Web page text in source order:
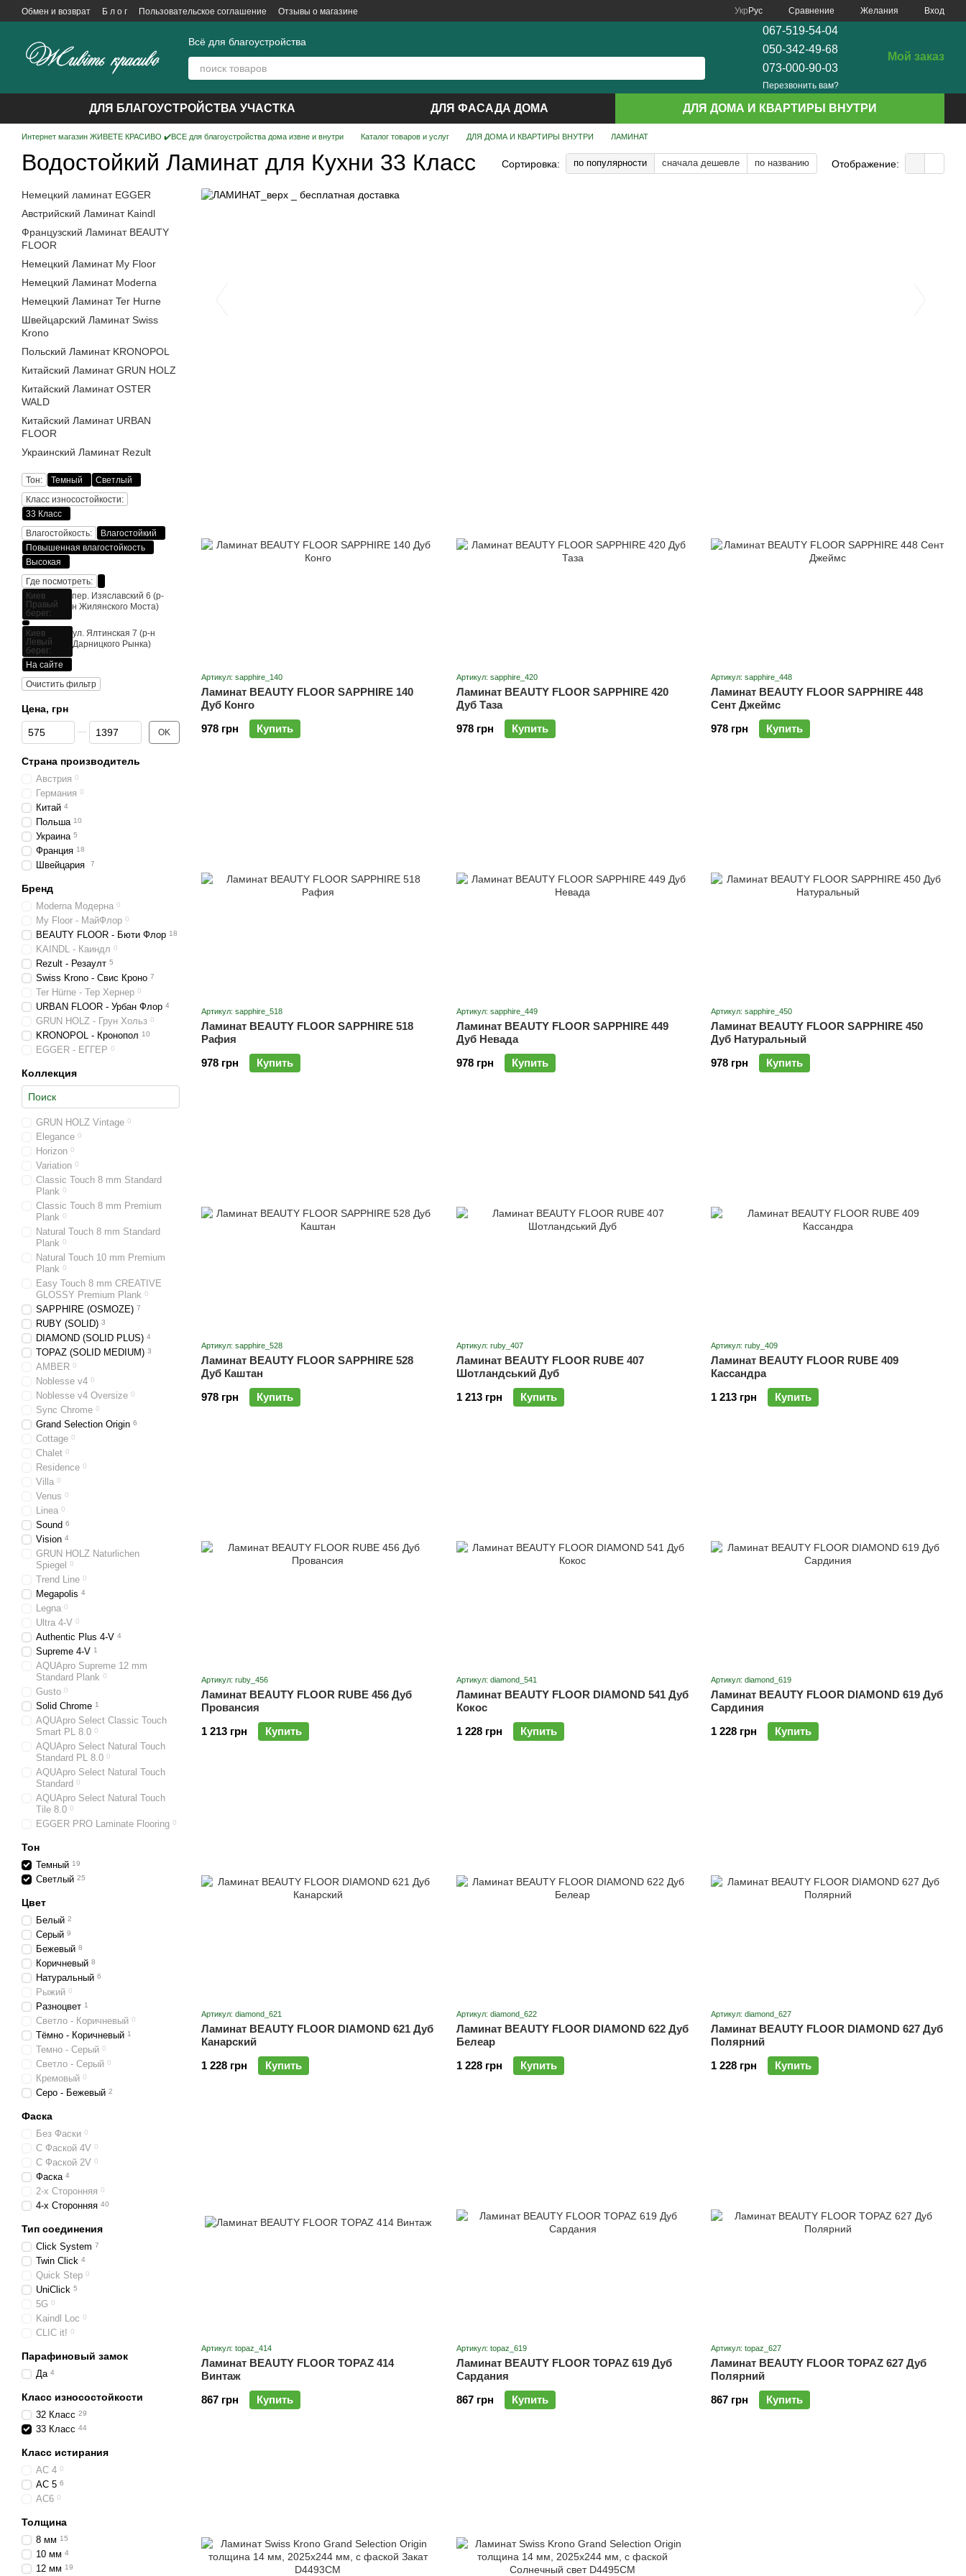
Перейти к основному контенту
Обмен и возврат Б л о г Пользовательское соглашение Отзывы о магазине Укр Рус Сравнение Желания Вход
Всё для благоустройства
067-519-54-04
050-342-49-68
073-000-90-03
Перезвонить вам?
Мой заказ
ДЛЯ БЛАГОУСТРОЙСТВА УЧАСТКА ДЛЯ ФАСАДА ДОМА ДЛЯ ДОМА И КВАРТИРЫ ВНУТРИ
Интернет магазин ЖИВЕТЕ КРАСИВО ✔️ВСЕ для благоустройства дома извне и внутри Каталог товаров и услуг ДЛЯ ДОМА И КВАРТИРЫ ВНУТРИ ЛАМИНАТ
Водостойкий Ламинат для Кухни 33 Класс Сортировка: по популярности сначала дешевле по названию Отображение:
Артикул: sapphire_140
Ламинат BEAUTY FLOOR SAPPHIRE 140
Дуб Конго
978 грн
Купить
Артикул: sapphire_420
Ламинат BEAUTY FLOOR SAPPHIRE 420
Дуб Таза
978 грн
Купить
Артикул: sapphire_448
Ламинат BEAUTY FLOOR SAPPHIRE 448
Сент Джеймс
978 грн
Купить
Артикул: sapphire_518
Ламинат BEAUTY FLOOR SAPPHIRE 518
Рафия
978 грн
Купить
Артикул: sapphire_449
Ламинат BEAUTY FLOOR SAPPHIRE 449
Дуб Невада
978 грн
Купить
Артикул: sapphire_450
Ламинат BEAUTY FLOOR SAPPHIRE 450
Дуб Натуральный
978 грн
Купить
Артикул: sapphire_528
Ламинат BEAUTY FLOOR SAPPHIRE 528
Дуб Каштан
978 грн
Купить
Артикул: ruby_407
Ламинат BEAUTY FLOOR RUBE 407
Шотландський Дуб
1 213 грн
Купить
Артикул: ruby_409
Ламинат BEAUTY FLOOR RUBE 409
Кассандра
1 213 грн
Купить
Артикул: ruby_456
Ламинат BEAUTY FLOOR RUBE 456 Дуб
Провансия
1 213 грн
Купить
Артикул: diamond_541
Ламинат BEAUTY FLOOR DIAMOND 541 Дуб
Кокос
1 228 грн
Купить
Артикул: diamond_619
Ламинат BEAUTY FLOOR DIAMOND 619 Дуб
Сардиния
1 228 грн
Купить
Артикул: diamond_621
Ламинат BEAUTY FLOOR DIAMOND 621 Дуб
Канарский
1 228 грн
Купить
Артикул: diamond_622
Ламинат BEAUTY FLOOR DIAMOND 622 Дуб
Белеар
1 228 грн
Купить
Артикул: diamond_627
Ламинат BEAUTY FLOOR DIAMOND 627 Дуб
Полярний
1 228 грн
Купить
Артикул: topaz_414
Ламинат BEAUTY FLOOR TOPAZ 414
Винтаж
867 грн
Купить
Артикул: topaz_619
Ламинат BEAUTY FLOOR TOPAZ 619 Дуб
Сардания
867 грн
Купить
Артикул: topaz_627
Ламинат BEAUTY FLOOR TOPAZ 627 Дуб
Полярний
867 грн
Купить
Немецкий ламинат EGGER
Австрийский Ламинат Kaindl
Французcкий Ламинат BEAUTY
FLOOR
Немецкий Ламинат My Floor
Немецкий Ламинат Moderna
Немецкий Ламинат Ter Hurne
Швейцарский Ламинат Swiss
Krono
Польский Ламинат KRONOPOL
Китайский Ламинат GRUN HOLZ
Китайский Ламинат OSTER
WALD
Китайский Ламинат URBAN
FLOOR
Украинский Ламинат Rezult
Тон: Темный
Светлый
Класс износостойкости:
33 Класс
Влагостойкость:
Влагостойкий
Повышенная влагостойкость
Высокая
Где посмотреть:
Киев
Правый
берег:
пер. Изяславский 6 (р-
н Жилянского Моста)
Киев
Левый
берег:
ул. Ялтинская 7 (р-н
Дарницкого Рынка)
На сайте
Очистить фильтр
Цена, грн
От Цена, грн
До Цена, грн OK
Страна производитель
Австрия 0
Германия 0
Китай 4
Польша 10
Украина 5
Франция 18
Швейцария 7
Бренд
Moderna Модерна 0
My Floor - МайФлор 0
BEAUTY FLOOR - Бюти Флор 18
KAINDL - Каиндл 0
Rezult - Резаулт 5
Swiss Krono - Свис Кроно 7
Ter Hürne - Тер Хернер 0
URBAN FLOOR - Урбан Флор 4
GRUN HOLZ - Грун Хольз 0
KRONOPOL - Кронопол 10
EGGER - ЕГГЕР 0
Коллекция
GRUN HOLZ Vintage 0
Elegance 0
Horizon 0
Variation 0
Classic Touch 8 mm Standard
Plank 0
Classic Touch 8 mm Premium
Plank 0
Natural Touch 8 mm Standard
Plank 0
Natural Touch 10 mm Premium
Plank 0
Easy Touch 8 mm CREATIVE
GLOSSY Premium Plank 0
SAPPHIRE (OSMOZE) 7
RUBY (SOLID) 3
DIAMOND (SOLID PLUS) 4
TOPAZ (SOLID MEDIUM) 3
AMBER 0
Noblesse v4 0
Noblesse v4 Oversize 0
Sync Chrome 0
Grand Selection Origin 6
Cottage 0
Chalet 0
Residence 0
Villa 0
Venus 0
Linea 0
Sound 6
Vision 4
GRUN HOLZ Naturlichen
Spiegel
0
Trend Line 0
Megapolis 4
Legna 0
Ultra 4-V 0
Authentic Plus 4-V 4
Supreme 4-V 1
AQUApro Supreme 12 mm
Standard Plank 0
Gusto 0
Solid Chrome 1
AQUApro Select Classic Touch
Smart PL 8.0 0
AQUApro Select Natural Touch
Standard PL 8.0 0
AQUApro Select Natural Touch
Standard 0
AQUApro Select Natural Touch
Tile 8.0 0
EGGER PRO Laminate Flooring 0
Тон
Темный 19
Светлый 25
Цвет
Белый 2
Серый 9
Бежевый 8
Коричневый 8
Натуральный 6
Рыжий 0
Разноцвет 1
Светло - Коричневый 0
Тёмно - Коричневый 1
Темно - Серый 0
Светло - Серый 0
Кремовый 0
Серо - Бежевый 2
Фаска
Без Фаски 0
С Фаской 4V 0
С Фаской 2V 0
Фаска 4
2-х Сторонняя 0
4-х Сторонняя 40
Тип соединения
Click System 7
Twin Click 4
Quick Step 0
UniClick 5
5G 0
Kaindl Loc 0
CLIC it! 0
Парафиновый замок
Да 4
Класс износостойкости
32 Класс 29
33 Класс 44
Класс истирания
AC 4 0
AC 5 6
AC6 0
Толщина
8 мм 15
10 мм 4
12 мм 19